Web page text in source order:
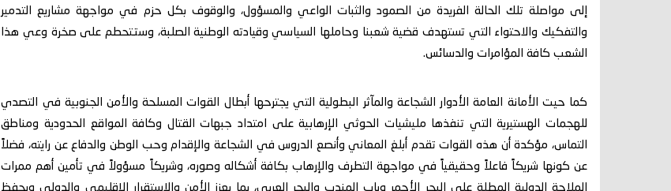
إلى مواصلة تلك الحالة الفريدة من الصمود والثبات الواعي والمسؤول، والوقوف بكل حزم في مواجهة مشاريع التدمير
والتفكيك والاحتواء التي تستهدف قضية شعبنا وحاملها السياسي وقيادته الوطنية الصلبة، وستتحطم على صخرة وعي هذا
الشعب كافة المؤامرات والدسائس.
كما حيت الأمانة العامة الأدوار الشجاعة والمآثر البطولية التي يجترحها أبطال القوات المسلحة والأمن الجنوبية في التصدي
للهجمات الهستيرية التي تنفذها مليشيات الحوثي الإرهابية على امتداد جبهات القتال وكافة المواقع الحدودية ومناطق
التماس، مؤكدة أن هذه القوات تقدم أبلغ المعاني وأنصع الدروس في الشجاعة والإقدام وحب الوطن والدفاع عن رايته، فضلاً
عن كونها شريكاً فاعلاً وحقيقياً في مواجهة التطرف والإرهاب بكافة أشكاله وصوره، وشريكاً مسؤولاً في تأمين أهم ممرات
الملاحة الدولية المطلة على البحر الأحمر وباب المندب والبحر العربي، بما يعزز الأمن والاستقرار الإقليمي والدولي ويحفظ